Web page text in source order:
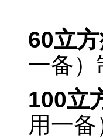
60立
一备
100立
用一